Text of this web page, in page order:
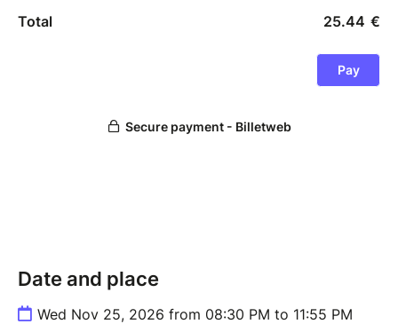
Date and place
Wed Nov 25, 2026 from 08:30 PM to 11:55 PM